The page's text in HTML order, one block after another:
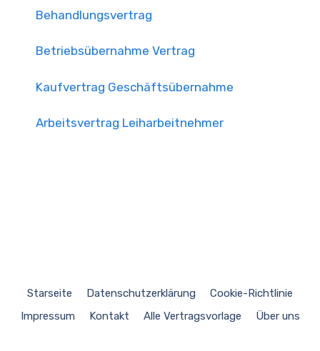
Behandlungsvertrag
Betriebsübernahme Vertrag
Kaufvertrag Geschäftsübernahme
Arbeitsvertrag Leiharbeitnehmer
Starseite Datenschutzerklärung
Cookie-Richtlinie
Impressum
Kontakt Alle Vertragsvorlage Über uns